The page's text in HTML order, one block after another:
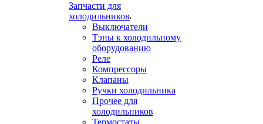
Запчасти для
холодильников
Выключатели
Тэны к холодильному
оборудованию
Реле
Компрессоры
Клапаны
Ручки холодильника
Прочее для
холодильников
Термостаты